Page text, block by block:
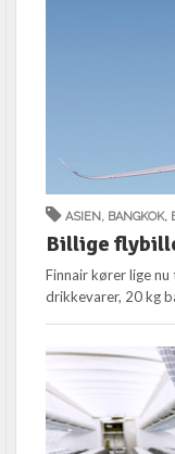
ASIEN , BANGKOK,
Billige
Finnair kører lige
drikkevarer, 20 kg